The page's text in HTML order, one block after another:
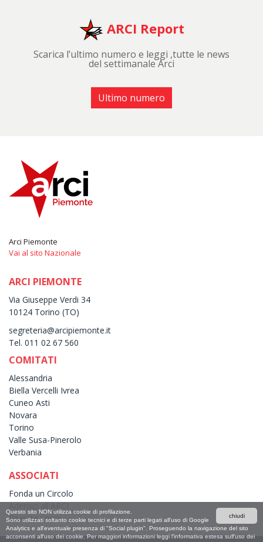
chiudi
Questo sito NON utilizza cookie di profilazione.
Sono utilizzati soltanto cookie tecnici e di terze parti legati all'uso di Google
Analytics e all'eventuale presenza di "Social plugin". Proseguendo la navigazione del sito
acconsenti all'uso dei cookie. Per maggiori informazioni leggi l'informativa estesa sull'uso dei
ARCI Report
Scarica l’ultimo numero e leggi ,tutte le news
del settimanale Arci
Ultimo numero
Arci Piemonte
Vai al sito Nazionale
ARCI PIEMONTE
Via Giuseppe Verdi 34
10124 Torino (TO)
segreteria@arcipiemonte.it
Tel. 011 02 67 560
COMITATI
Alessandria
Biella Vercelli Ivrea
Cuneo Asti
Novara
Torino
Valle Susa-Pinerolo
Verbania
ASSOCIATI
Fonda un Circolo
Aderisci all'ARCI
Diventa sociə